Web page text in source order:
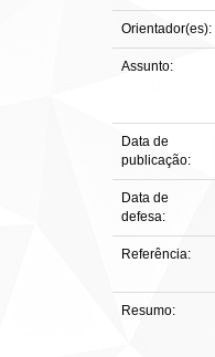
Orientador(es):
Assunto:
Data de
publicação:
Data de
defesa:
Referência:
Resumo: